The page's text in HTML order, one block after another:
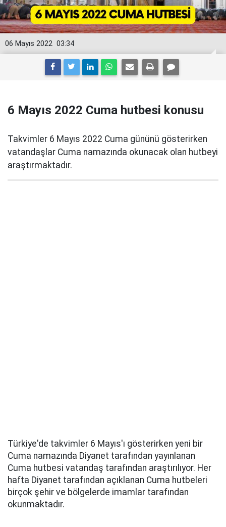
03:34
06 Mayıs 2022
6 Mayıs 2022 Cuma hutbesi konusu
Takvimler 6 Mayıs 2022 Cuma gününü gösterirken
vatandaşlar Cuma namazında okunacak olan hutbeyi
araştırmaktadır.
Türkiye'de takvimler 6 Mayıs'ı gösterirken yeni bir
Cuma namazında Diyanet tarafından yayınlanan
Cuma hutbesi vatandaş tarafından araştırılıyor. Her
hafta Diyanet tarafından açıklanan Cuma hutbeleri
birçok şehir ve bölgelerde imamlar tarafından
okunmaktadır.